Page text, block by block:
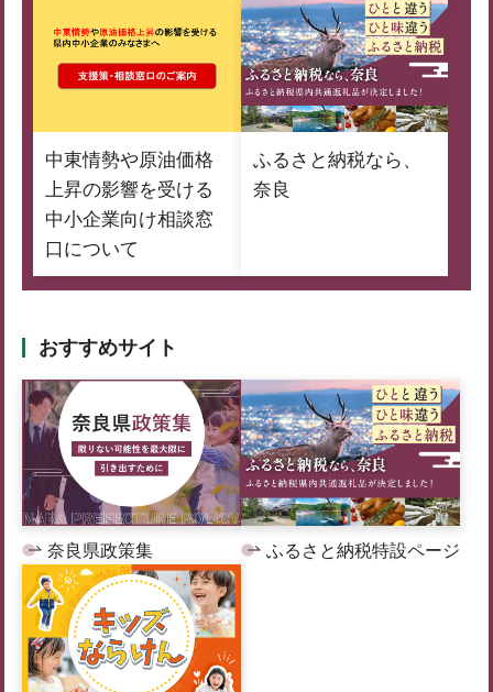
中東情勢や原油価格
上昇の影響を受ける
中小企業向け相談窓
口について
ふるさと納税なら、
奈良
おすすめサイト
奈良県政策集 ふるさと納税特設ページ